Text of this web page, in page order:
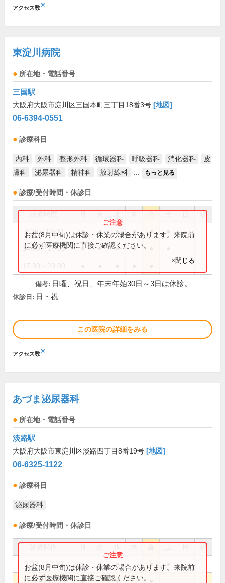
アクセス数※
東淀川病院
所在地・電話番号
三国駅
大阪府大阪市淀川区三国本町三丁目18番3号 [地図]
06-6394-0551
診療科目
内科 外科 整形外科 循環器科 呼吸器科 消化器科
皮
膚科
泌尿器科 精神科 放射線科 もっと見る
診療/受付時間・休診日
祝
9:30～13:00 ● ● ● ● ●
14:00～17:00 ● ● ● ●
お盆(8月中旬)は休診・休業の場合があります。来院前
に必ず医療機関に直接ご確認ください。
×閉じる
備考: 日曜、祝日、年末年始30日～3日は休診。
休診日: 日・祝
この医院の詳細をみる
アクセス数※
あづま泌尿器科
所在地・電話番号
淡路駅
大阪府大阪市東淀川区淡路四丁目8番19号 [地図]
06-6325-1122
診療科目
泌尿器科
診療/受付時間・休診日
祝
9:00～12:30 ● ● ● ●
17:00～19:00 ● ●
お盆(8月中旬)は休診・休業の場合があります。来院前
に必ず医療機関に直接ご確認ください。